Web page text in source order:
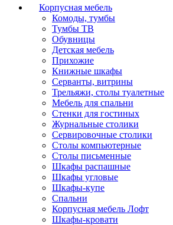
Корпусная мебель
Комоды, тумбы
Тумбы ТВ
Обувницы
Детская мебель
Прихожие
Книжные шкафы
Серванты, витрины
Трельяжи, столы туалетные
Мебель для спальни
Стенки для гостиных
Журнальные столики
Сервировочные столики
Столы компьютерные
Столы письменные
Шкафы распашные
Шкафы угловые
Шкафы-купе
Спальни
Корпусная мебель Лофт
Шкафы-кровати